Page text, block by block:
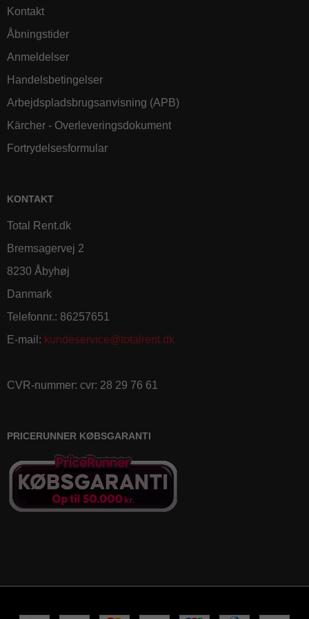
Kontakt
Åbningstider
Anmeldelser
Handelsbetingelser
Arbejdspladsbrugsanvisning (APB)
Kärcher - Overleveringsdokument
Fortrydelsesformular
KONTAKT
Total Rent.dk
Bremsagervej 2
8230 Åbyhøj
Danmark
Telefonnr.: 86257651
E-mail : kundeservice@totalrent.dk
CVR-nummer: cvr: 28 29 76 61
PRICERUNNER KØBSGARANTI